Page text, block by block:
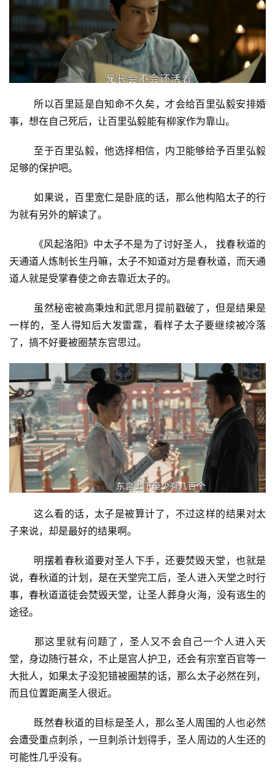
诗
所以百里延是自知命不久矣，才会给百里弘毅安排婚
事，想在自己死后，让百里弘毅能有柳家作为靠山。
至于百里弘毅，他选择相信，内卫能够给予百里弘毅
足够的保护吧。
如果说，百里宽仁是卧底的话，那么他构陷太子的行
为就有另外的解读了。
《风起洛阳》中太子不是为了讨好圣人， 找春秋道的
天通道人炼制长生丹嘛，太子不知道对方是春秋道，而天通
道人就是受掌春使之命去靠近太子的。
虽然秘密被高秉烛和武思月提前戳破了，但是结果是
一样的，圣人得知后大发雷霆，看样子太子要继续被冷落
了，搞不好要被圈禁东宫思过。
这么看的话，太子是被算计了，不过这样的结果对太
子来说，却是最好的结果啊。
明摆着春秋道要对圣人下手，还要焚毁天堂，也就是
说，春秋道的计划，是在天堂完工后，圣人进入天堂之时行
事，春秋道道徒会焚毁天堂，让圣人葬身火海，没有逃生的
途径。
那这里就有问题了，圣人又不会自己一个人进入天
堂，身边随行甚众，不止是宫人护卫，还会有宗室百官等一
大批人，如果太子没犯错被圈禁的话，那么太子必然在列，
而且位置距离圣人很近。
既然春秋道的目标是圣人，那么圣人周围的人也必然
会遭受重点刺杀，一旦刺杀计划得手，圣人周边的人生还的
可能性几乎没有。